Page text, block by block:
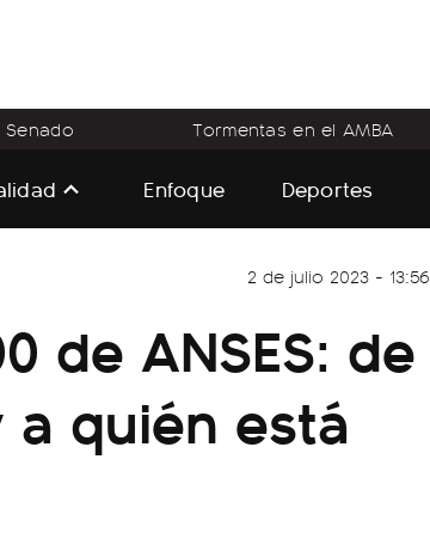
Tormentas en el AMBA
Enfoque Deportes
2 de julio 2023 - 13:56
de ANSES: de
quién está